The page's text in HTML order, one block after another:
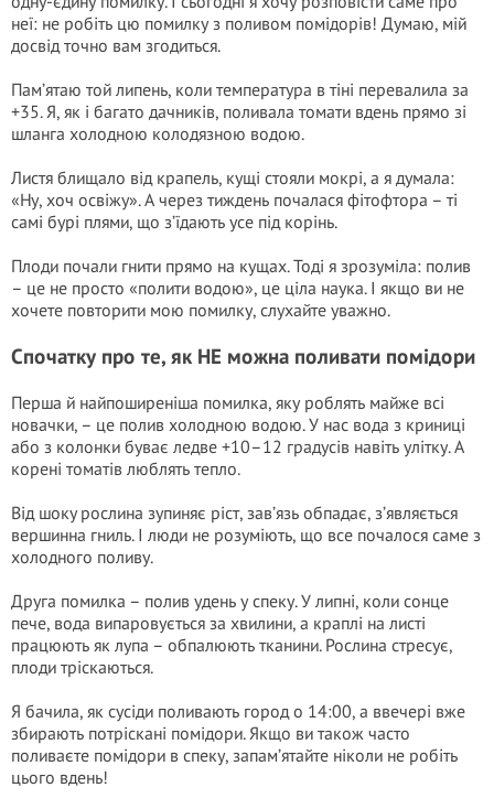
неї: не робіть цю помилку з поливом помідорів! Думаю, мій
досвід точно вам згодиться.
Пам’ятаю той липень, коли температура в тіні перевалила за
+35. Я, як і багато дачників, поливала томати вдень прямо зі
шланга холодною колодязною водою.
Листя блищало від крапель, кущі стояли мокрі, а я думала:
«Ну, хоч освіжу». А через тиждень почалася фітофтора – ті
самі бурі плями, що з’їдають усе під корінь.
Плоди почали гнити прямо на кущах. Тоді я зрозуміла: полив
– це не просто «полити водою», це ціла наука. І якщо ви не
хочете повторити мою помилку, слухайте уважно.
Спочатку про те, як НЕ можна поливати помідори
Перша й найпоширеніша помилка, яку роблять майже всі
новачки, – це полив холодною водою. У нас вода з криниці
або з колонки буває ледве +10–12 градусів навіть улітку. А
корені томатів люблять тепло.
Від шoкy рослина зупиняє ріст, зав’язь обпадає, з’являється
вершинна гниль. І люди не розуміють, що все почалося саме з
холодного поливу.
Друга помилка – полив удень у спеку. У липні, коли сонце
пече, вода випаровується за хвилини, а краплі на листі
працюють як лупа – обпалюють тканини. Рослина стресує,
плоди тріскаються.
Я бачила, як сусіди поливають город о 14:00, а ввечері вже
збирають потріскані помідори. Якщо ви також часто
поливаєте помідори в спеку, запам’ятайте ніколи не робіть
цього вдень!